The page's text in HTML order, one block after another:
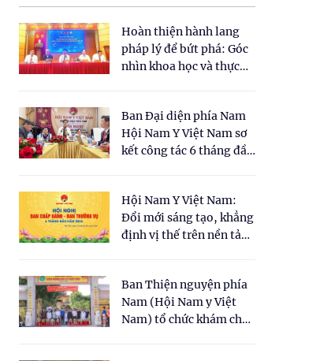
Hoàn thiện hành lang
pháp lý để bứt phá: Góc
nhìn khoa học và thực
cho Luật Y dược cổ
truyền Việt Nam"
Ban Đại diện phía Nam
Hội Nam Y Việt Nam sơ
kết công tác 6 tháng đầu
Hội Nam Y Việt Nam:
Đổi mới sáng tạo, khẳng
định vị thế trên nền tảng
Ban Thiện nguyện phía
Nam (Hội Nam y Việt
Nam) tổ chức khám chữa